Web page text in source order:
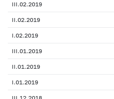
III.02.2019
II.02.2019
I.02.2019
III.01.2019
II.01.2019
I.01.2019